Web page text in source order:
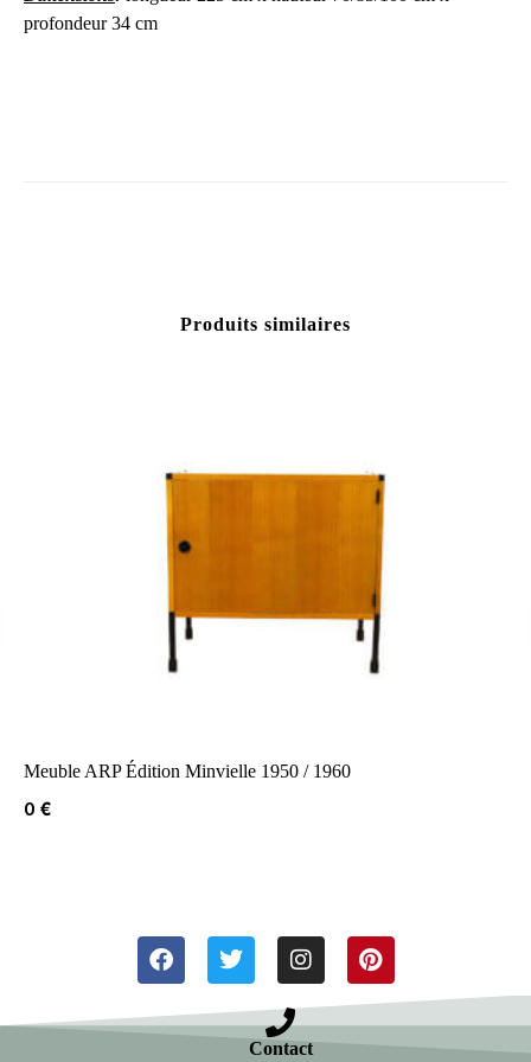
profondeur 34 cm
Produits similaires
Meuble ARP Édition Minvielle 1950 / 1960
0 €
Contact